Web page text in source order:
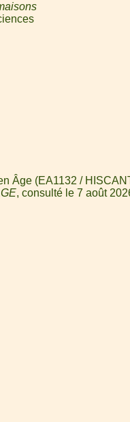
Âge (EA1132 /
, consulté le 7 août